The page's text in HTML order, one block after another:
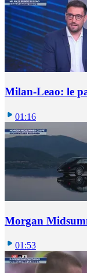
Milan-Leao: le
01:16
Morgan
01:53